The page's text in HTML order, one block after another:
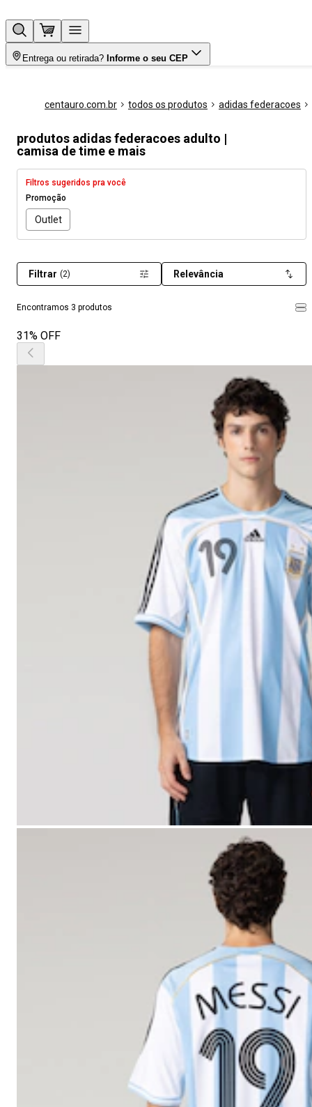
Entrega ou retirada? Informe o seu CEP
centauro.com.br todos os produtos adidas federacoes
produtos adidas federacoes adulto |
camisa de time e mais
Filtros sugeridos pra você
Promoção
Outlet
Encontramos 3 produtos
Filtrar (2) Relevância
31% OFF